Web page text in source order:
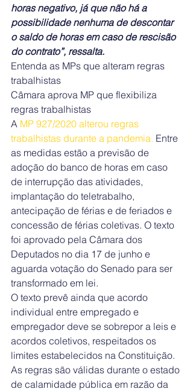
horas negativo, já que não há a
possibilidade nenhuma de descontar
o saldo de horas em caso de rescisão
do contrato”, ressalta.
Entenda as MPs que alteram regras
trabalhistas
Câmara aprova MP que flexibiliza
regras trabalhistas
A MP 927/2020 alterou regras
trabalhistas durante a pandemia. Entre
as medidas estão a previsão de
adoção do banco de horas em caso
de interrupção das atividades,
implantação do teletrabalho,
antecipação de férias e de feriados e
concessão de férias coletivas. O texto
foi aprovado pela Câmara dos
Deputados no dia 17 de junho e
aguarda votação do Senado para ser
transformado em lei.
O texto prevê ainda que acordo
individual entre empregado e
empregador deve se sobrepor a leis e
acordos coletivos, respeitados os
limites estabelecidos na Constituição.
As regras são válidas durante o estado
de calamidade pública em razão da